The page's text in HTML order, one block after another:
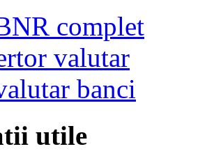
complet
valutar
banci
utile